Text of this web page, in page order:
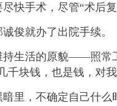
快手术，尽管“术后
就办了出院手续。
活的原貌——照常工
千块钱，也是钱，对
，不确定自己什么